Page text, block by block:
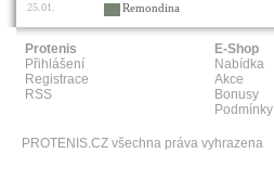
25.01. Remondina
Protenis
Přihlášení
Registrace
RSS
E-Shop
Nabídka
Akce
Bonusy
Podmínky
PROTENIS.CZ všechna práva vyhrazena